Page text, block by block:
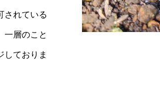
されている
一層のこと
しておりま